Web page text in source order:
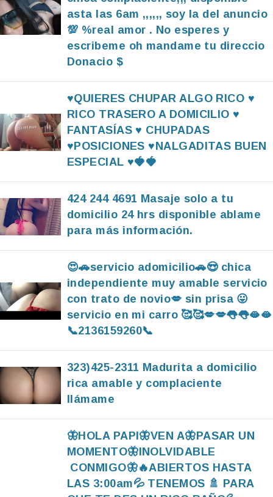
asta las 6am ,,,,,, soy la del anuncio
💯 %real amor . No esperes y
escribeme oh mandame tu direccio
Donacio $
♥️QUIERES CHUPAR ALGO RICO ♥️
RICO TRASERO A DOMICILIO ♥️
FANTASÍAS ♥️ CHUPADAS
♥️POSICIONES ♥️NALGADITAS BUEN
ESPECIAL ♥️🍓🍓
424 244 4691 Masaje solo a tu
domicilio 24 hrs disponible ablame
para más información.
😍🚗servicio adomicilio🚗😍 chica
independiente muy amable servicio
con trato de novio💋 sin prisa 😛
servicio en mi carro 🥰🥰💋💋👅👅🫦🫦
📞2136159260📞
323)425-2311 Madurita a domicilio
rica amable y complaciente
llámame
🦋HOLA PAPI🦋VEN A🦋PASAR UN
MOMENTO🦋INOLVIDABLE
CONMIGO🦋🔥ABIERTOS HASTA
LAS 3:00am💦 TENEMOS 🚿 PARA